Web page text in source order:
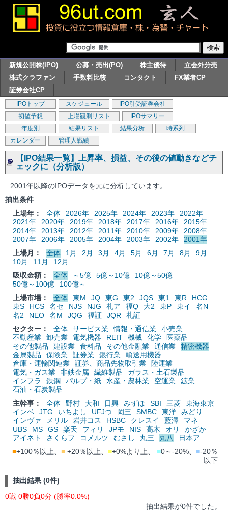
新規公開株(IPO) 公募・売出(PO) 株主優待
立会外分売
株式クラファン
手数料比較 コンタクト
FX業者CP
証券会社CP
IPOトップ スケジュール
IPO引受証券会社
初値予想
上場観測リスト
IPOサマリー
年度別
結果リスト 結果分析
時系列
カレンダー
管理人戦績
【IPO結果一覧】上昇率、損益、その後の値動きなどチ
ェックに（分析版）
2001年以降のIPOデータを元に分析しています。
抽出条件
上場年：
全体 2026年 2025年 2024年 2023年
2022年
2021年
2020年 2019年 2018年 2017年 2016年
2015年
2014年
2013年 2012年 2011年 2010年 2009年
2008年
2007年
2006年 2005年 2004年 2003年 2002年
2001年
上場月：
全体 1月 2月 3月 4月 5月 6月 7月 8月
9月
10月
11月
12月
吸収金額：
全体 ～5億 5億～10億
10億～50億
50億～100億
100億～
上場市場：
全体 東M JQ 東G 東2 JQS 東1 東R
HCG
東S
HCS 名セ NJS NJG 札ア 福Q 大2 東P 東イ
名N
名2
NEO 名M JQG 福証 JQR
札証
セクター：
全体 サービス業 情報・通信業
小売業
不動産業
卸売業 電気機器 REIT 機械 化学
医薬品
その他製品
建設業 食料品 その他金融業 通信業
精密機器
金属製品
保険業 証券業 銀行業
輸送用機器
倉庫・運輸関連業
証券、商品先物取引業
陸運業
電気・ガス業
非鉄金属 繊維製品
ガラス・土石製品
インフラ
鉄鋼 パルプ・紙 水産・農林業 空運業
鉱業
石油・石炭製品
主幹事：
全体 野村 大和 日興 みずほ SBI 三菱
東海東京
インベ
JTG いちよし UFJつ 岡三 SMBC 東洋
みどり
インヴァ
メリル 岩井コス HSBC クレスイ 藍澤
マネ
UBS
MS GS 楽天 フィリ JPモ NIS 髙木 オリ
かざか
アイネト
さくらフ コメルツ むさし 丸三 丸八
日本ア
■+100％以上、 ■ +20％以上、 ■+0%より上、 ■0～-20%、 ■-20％
以下
抽出結果 (0件)
0戦 0勝0負0分 (勝率0.0%)
抽出結果が0件でした。